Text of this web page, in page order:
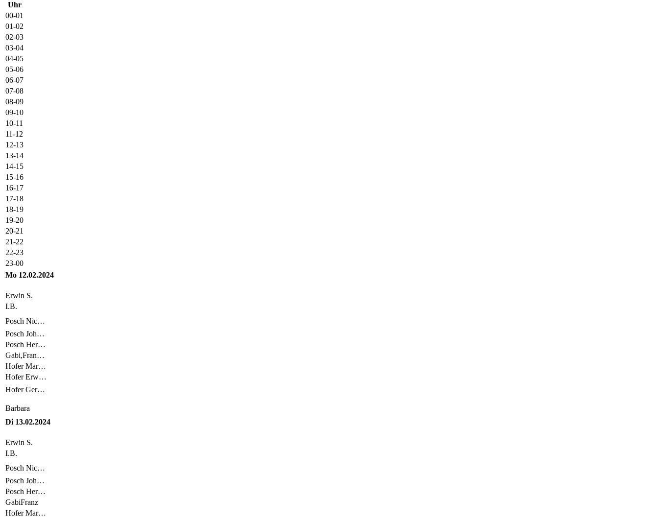
Uhr
00-01
01-02
02-03
03-04
04-05
05-06
06-07
07-08
08-09
09-10
10-11
11-12
12-13
13-14
14-15
15-16
16-17
17-18
18-19
19-20
20-21
21-22
22-23
23-00
Mo 12.02.2024
Erwin S.
I.B.
Posch Nic…
Posch Joh…
Posch Her…
Gabi,Fran…
Hofer Mar…
Hofer Erw…
Hofer Ger…
Barbara
Di 13.02.2024
Erwin S.
I.B.
Posch Nic…
Posch Joh…
Posch Her…
GabiFranz
Hofer Mar…